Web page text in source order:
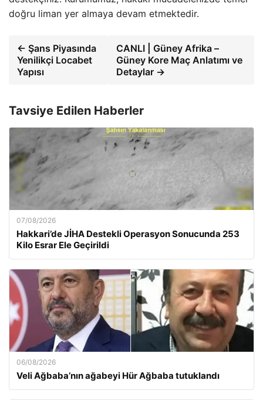
doğru liman yer almaya devam etmektedir.
← Şans Piyasında
Yenilikçi Locabet
Yapısı
CANLI | Güney Afrika –
Güney Kore Maç Anlatımı ve
Detaylar →
Tavsiye Edilen Haberler
07/08/2026
Hakkari’de JİHA Destekli Operasyon Sonucunda 253
Kilo Esrar Ele Geçirildi
06/08/2026
Veli Ağbaba’nın ağabeyi Hür Ağbaba tutuklandı